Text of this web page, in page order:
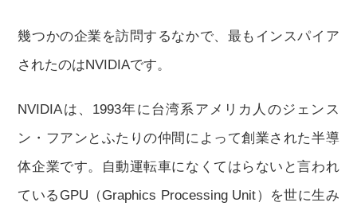
幾つかの企業を訪問するなかで、最もインスパイア
されたのはNVIDIAです。
NVIDIAは、1993年に台湾系アメリカ人のジェンス
ン・フアンとふたりの仲間によって創業された半導
体企業です。自動運転車になくてはらないと言われ
ているGPU（Graphics Processing Unit）を世に生み